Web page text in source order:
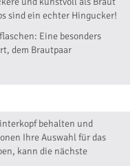
sind ein echter Hingucker!
Eine besonders
dem Brautpaar
behalten und
Ihre Auswahl für das
kann die nächste